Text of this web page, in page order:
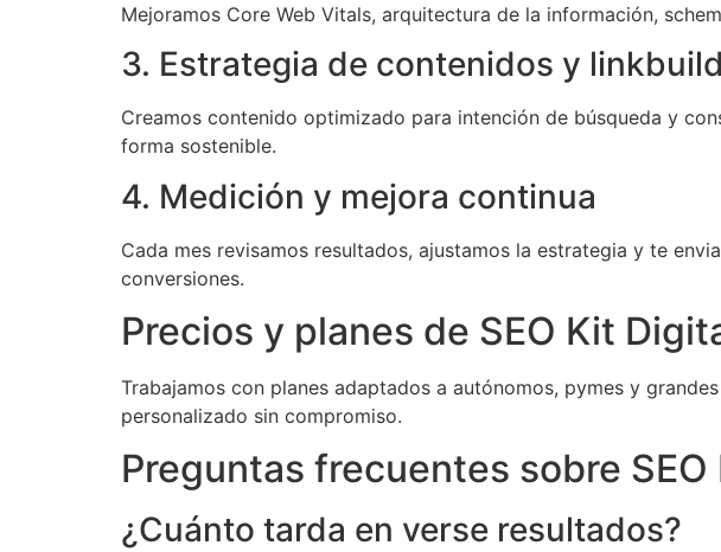
Mejoramos Core Web Vitals, arquitectura de la información,
3. Estrategia de contenidos y
Creamos contenido optimizado para intención de búsqueda y
forma sostenible.
4. Medición y mejora continua
Cada mes revisamos resultados, ajustamos la estrategia y te
conversiones.
Precios y planes de SEO Kit
Trabajamos con planes adaptados a autónomos, pymes y
personalizado sin compromiso.
Preguntas frecuentes sobre
¿Cuánto tarda en verse resultados?